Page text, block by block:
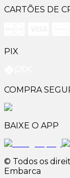
CARTÕES DE
PIX
COMPRA
BAIXE O APP
© Todos os
Embarca